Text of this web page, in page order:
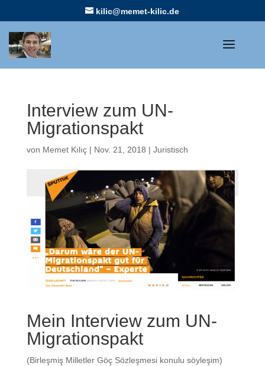
kilic@memet-kilic.de
Interview zum UN-
Migrationspakt
von Memet Kılıç| Nov. 21, 2018 | Juristisch
Mein Interview zum UN-
Migrationspakt
(Birleşmiş Milletler Göç Sözleşmesi konulu söyleşim)